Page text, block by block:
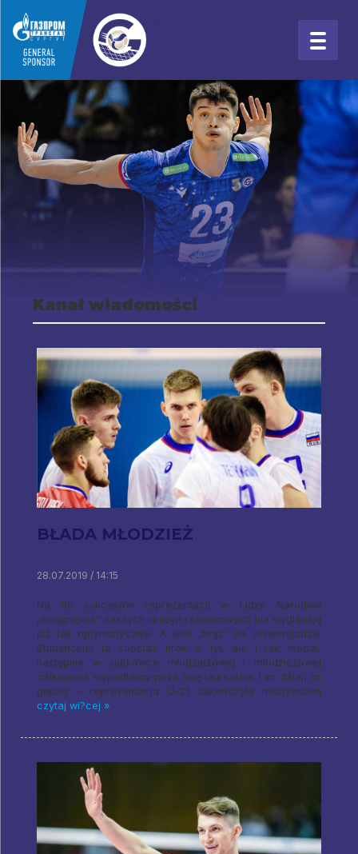
Kanał wiadomości
BŁADA MŁODZIEŻ
28.07.2019 / 14:15
Na tle sukcesów reprezentacji w Lidze Narodów
„osiągnięcia” naszych drużyn rezerwowych nie wyglądają
już tak optymistycznie. A jeśli „brąz” na Uniwersjadzie
Studenckiej to chociaż krok w tył, ale i tak medal,
następnie w siatkówce młodzieżowej i młodzieżowej
całkowicie wypadliśmy poza linię laureatów. I im dalej, im
głębiej – reprezentacja U-21 zakończyła mistrzostwa
czytaj wi?cej »